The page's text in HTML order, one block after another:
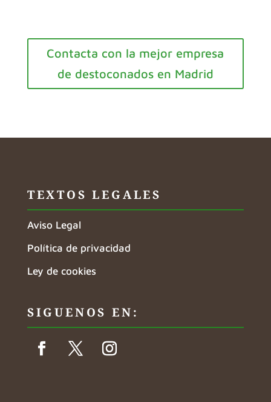
Contacta con la mejor empresa
de destoconados en Madrid
TEXTOS LEGALES
Aviso Legal
Política de privacidad
Ley de cookies
SIGUENOS EN: